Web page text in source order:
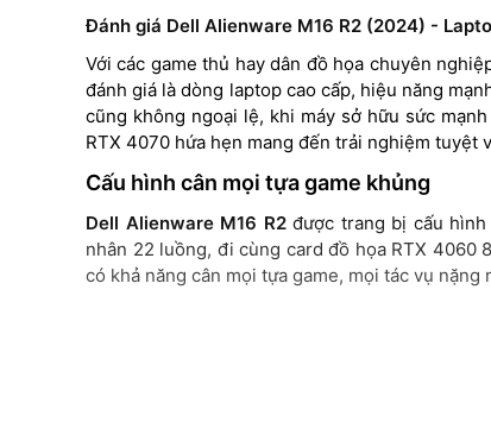
Màn hình
16 inch QHD+ (2560*1600)
240Hz, 3ms, ComfortView Plus,
NVIDIA G-SYNC + DDS, 100%
sRGB
3ms,
500 nit,
SYNC +
Optimus
Đánh giá Dell Alienware M16 R2 (2024) -
Với các game thủ hay dân đồ họa chuyên
đánh giá là dòng laptop cao cấp, hiệu năng
cũng không ngoại lệ, khi máy sở hữu sức
RTX 4070 hứa hẹn mang đến trải nghiệm tuyệt
Cấu hình cân mọi tựa game khủng
Dell Alienware M16 R2được trang bị cấu hình
nhân 22 luồng, đi cùng card đồ họa RTX 4060
có khả năng cân mọi tựa game, mọi tác vụ